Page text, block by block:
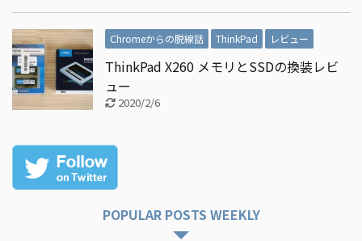
Chromeからの脱線話 ThinkPad レビュー
ThinkPad X260 メモリとSSDの換装レビ
ュー
2020/2/6
POPULAR POSTS WEEKLY